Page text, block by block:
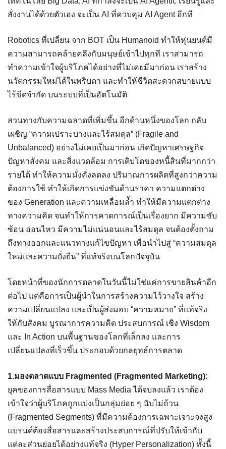
สั่งงานได้ด้วยตัวเอง จะเป็น AI ที่ควบคุม AI Agent อีกที
Robotics ที่เปลี่ยน จาก BOT เป็น Humanoid ทำให้หุ่นยนต์มี
ความสามารถคล้ายคลึงกับมนุษย์เข้าไปทุกที เราสามารถ
ทำความเข้าใจผู้บริโภคได้อย่างที่ไม่เคยมีมาก่อน เราสร้าง
นวัตกรรมใหม่ได้ในพริบตา และทำให้ชีวิตสะดวกสบายแบบ
ไร้ขีดจำกัด บนระบบที่เป็นอัตโนมัติ
สวนทางกับความฉลาดที่เพิ่มขึ้น อีกด้านหนึ่งของโลก กลับ
เผชิญ “ความเปราะบางและไร้สมดุล” (Fragile and
Unbalanced) อย่างไม่เคยเป็นมาก่อน เกิดปัญหาเศรษฐกิจ
ปัญหาสังคม และสิ่งแวดล้อม การเติบโตของหนี้สินที่มากกว่า
รายได้ ทำให้ความมั่งคั่งลดลง ปริมาณการผลิตที่สูงกว่าความ
ต้องการใช้ ทำให้เกิดการแข่งขันด้านราคา ความแตกต่าง
ของ Generation และความเหลื่อมล้ำ ทำให้มีความแตกต่าง
ทางความคิด จนทำให้การคาดการณ์เป็นเรื่องยาก มีความซับ
ซ้อน อ่อนไหว มีความไม่แน่นอนและไร้สมดุล จนต้องตั้งถาม
ถึงทางออกและแนวทางแก้ไขปัญหา เพื่อนำไปสู่ “ความสมดุล
ใหม่และความยั่งยืน” ที่แท้จริงบนโลกปัจจุบัน
โดยหน้าที่ของนักการตลาดในวันนี้ไม่ใช่แค่การขายสินค้าอีก
ต่อไป แต่คือการเป็นผู้นำในการสร้างความไว้วางใจ สร้าง
ความเปลี่ยนแปลง และเป็นผู้ส่งมอบ “ความหมาย” ที่แท้จริง
ให้กับสังคม บูรณาการความคิด ประสบการณ์ เชิง Wisdom
และ In Action บนพื้นฐานของโลกที่เล็กลง และการ
เปลี่ยนแปลงที่เร็วขึ้น ประกอบด้วยกลยุทธ์การตลาด
1.มองตลาดแบบ Fragmented (Fragmented Marketing):
ยุคของการสื่อสารแบบ Mass Media ได้จบลงแล้ว เราต้อง
เข้าใจว่าผู้บริโภคถูกแบ่งเป็นกลุ่มย่อย ๆ นับไม่ถ้วน
(Fragmented Segments) ที่มีความต้องการเฉพาะเจาะจงสูง
แบรนด์ต้องสื่อสารและสร้างประสบการณ์ที่ปรับให้เข้ากับ
แต่ละส่วนย่อยได้อย่างแท้จริง (Hyper Personalization) ทั้งนี้